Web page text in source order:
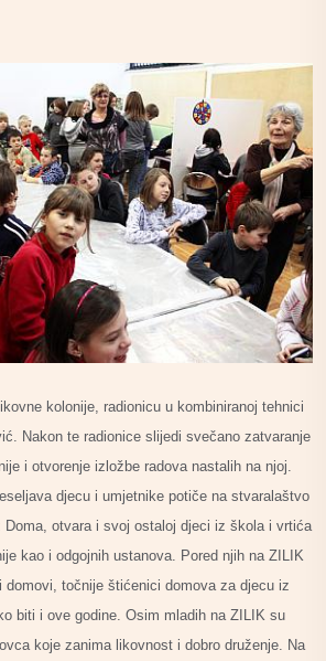
kolonije, radionicu u kombiniranoj tehnici
Nakon te radionice slijedi svečano zatvaranje
i otvorenje izložbe radova nastalih na njoj.
djecu i umjetnike potiče na stvaralaštvo
otvara i svoj ostaloj djeci iz škola i vrtića
kao i odgojnih ustanova. Pored njih na ZILIK
točnije štićenici domova za djecu iz
biti i ove godine. Osim mladih na ZILIK su
koje zanima likovnost i dobro druženje. Na